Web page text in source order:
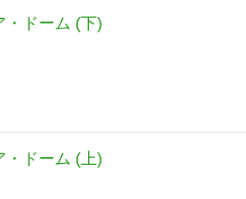
・ドーム (下)
・ドーム (上)